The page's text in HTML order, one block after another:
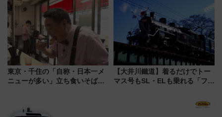
リサーチ」本格謎解き・グッズ
情報まとめ
火前に楽しむ仙台観光ルートま
で解説！
東京・千住の「自称・日本一メ
ニューが多い」立ち食いそば屋
7/27夜10時～放送
【大井川鐵道】着るだけでトー
マス号もSL・ELも乗れる「フリ